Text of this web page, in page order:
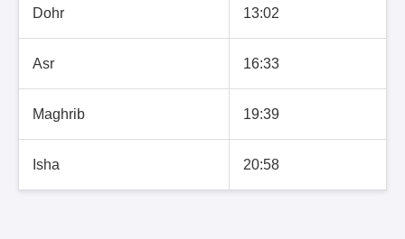
Dohr 13:02
Asr 16:33
Maghrib 19:39
Isha 20:58